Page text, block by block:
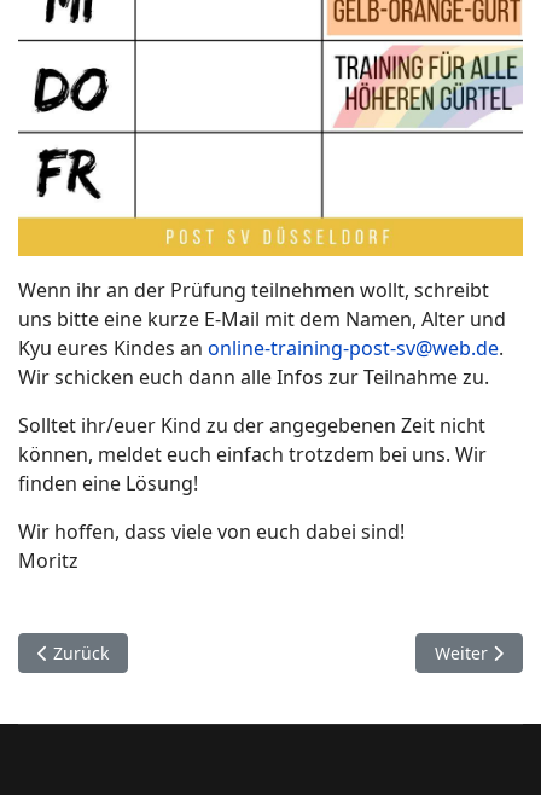
Wenn ihr an der Prüfung teilnehmen wollt, schreibt
uns bitte eine kurze E-Mail mit dem Namen, Alter und
Kyu eures Kindes an online-training-post-sv@web.de.
Wir schicken euch dann alle Infos zur Teilnahme zu.
Solltet ihr/euer Kind zu der angegebenen Zeit nicht
können, meldet euch einfach trotzdem bei uns. Wir
finden eine Lösung!
Wir hoffen, dass viele von euch dabei sind!
Moritz
Vorheriger Beitrag: Bewegungstraining für alle ab 14 Jahre
Zurück Nächster
Weiter